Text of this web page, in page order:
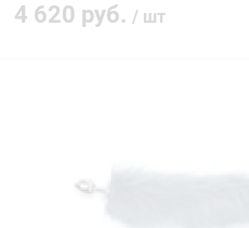
4 620 руб. / шт
В избранное